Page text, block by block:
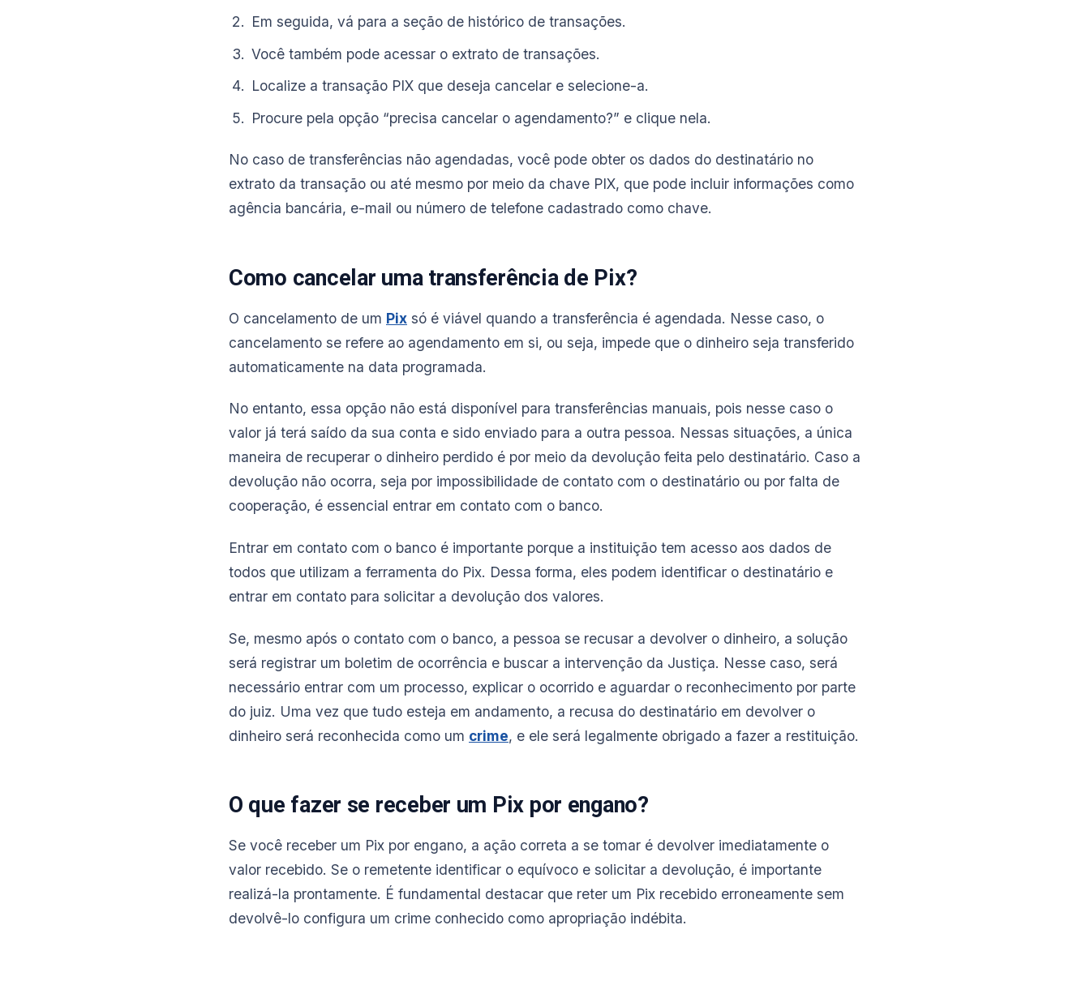
Em seguida, vá para a seção de histórico de transações.
Você também pode acessar o extrato de transações.
Localize a transação PIX que deseja cancelar e selecione-a.
Procure pela opção “precisa cancelar o agendamento?” e clique nela.
No caso de transferências não agendadas, você pode obter os dados do destinatário no
extrato da transação ou até mesmo por meio da chave PIX, que pode incluir informações como
agência bancária, e-mail ou número de telefone cadastrado como chave.
Como cancelar uma transferência de Pix?
O cancelamento de um Pix só é viável quando a transferência é agendada. Nesse caso, o
cancelamento se refere ao agendamento em si, ou seja, impede que o dinheiro seja transferido
automaticamente na data programada.
No entanto, essa opção não está disponível para transferências manuais, pois nesse caso o
valor já terá saído da sua conta e sido enviado para a outra pessoa. Nessas situações, a única
maneira de recuperar o dinheiro perdido é por meio da devolução feita pelo destinatário. Caso a
devolução não ocorra, seja por impossibilidade de contato com o destinatário ou por falta de
cooperação, é essencial entrar em contato com o banco.
Entrar em contato com o banco é importante porque a instituição tem acesso aos dados de
todos que utilizam a ferramenta do Pix. Dessa forma, eles podem identificar o destinatário e
entrar em contato para solicitar a devolução dos valores.
Se, mesmo após o contato com o banco, a pessoa se recusar a devolver o dinheiro, a solução
será registrar um boletim de ocorrência e buscar a intervenção da Justiça. Nesse caso, será
necessário entrar com um processo, explicar o ocorrido e aguardar o reconhecimento por parte
do juiz. Uma vez que tudo esteja em andamento, a recusa do destinatário em devolver o
dinheiro será reconhecida como um crime, e ele será legalmente obrigado a fazer a restituição.
O que fazer se receber um Pix por engano?
Se você receber um Pix por engano, a ação correta a se tomar é devolver imediatamente o
valor recebido. Se o remetente identificar o equívoco e solicitar a devolução, é importante
realizá-la prontamente. É fundamental destacar que reter um Pix recebido erroneamente sem
devolvê-lo configura um crime conhecido como apropriação indébita.